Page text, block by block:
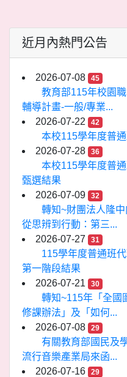
近月內熱門公告
2026-07-08 45
教育部115年校園
輔導計畫-一般/專業...
2026-07-22
42
本校115學年度普
2026-07-28
36
本校115學年度普
甄選結果
2026-07-09
32
轉知~財團法人隆
從思辨到行動：第三...
2026-07-27
31
115學年度普通班
第一階段結果
2026-07-21
30
轉知~115年「全國
修課辦法」及「如何...
2026-07-08
29
有關教育部國民及
流行音樂產業局來函...
2026-07-16
29